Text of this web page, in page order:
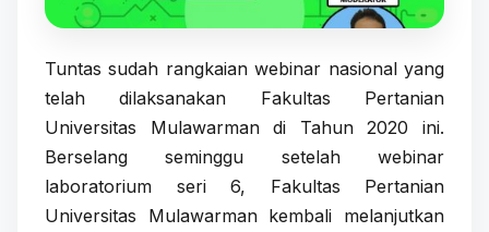
Tuntas sudah rangkaian webinar nasional yang
telah dilaksanakan Fakultas Pertanian
Universitas Mulawarman di Tahun 2020 ini.
Berselang seminggu setelah webinar
laboratorium seri 6, Fakultas Pertanian
Universitas Mulawarman kembali melanjutkan